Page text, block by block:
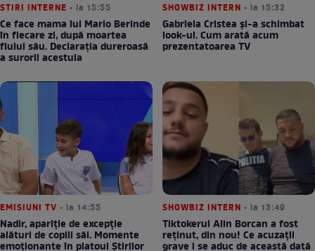
STIRI INTERNE • la 15:55
Ce face mama lui Mario Berinde
în fiecare zi, după moartea
fiului său. Declarația dureroasă
a surorii acestuia
SHOWBIZ INTERN • la 15:32
Gabriela Cristea și-a schimbat
look-ul. Cum arată acum
prezentatoarea TV
EMISIUNI TV • la 14:55
Nadir, apariție de excepție
alături de copiii săi. Momente
emoționante în platoul Știrilor
SHOWBIZ INTERN • la 13:49
Tiktokerul Alin Borcan a fost
reținut, din nou! Ce acuzații
grave i se aduc de această dată